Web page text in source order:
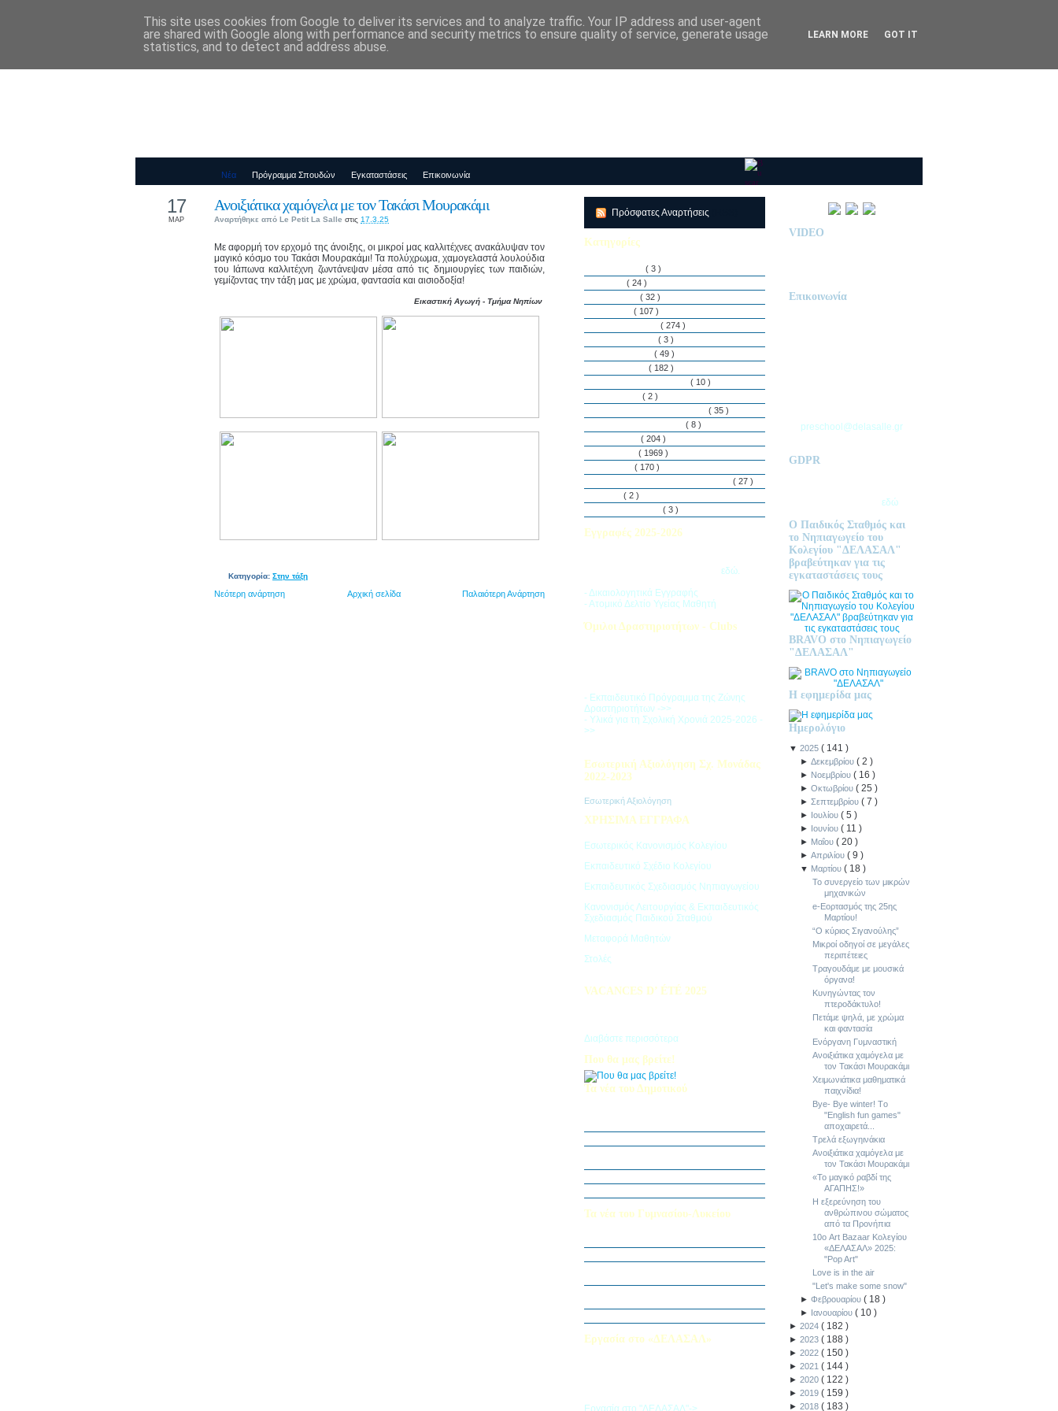
Παιδικός Σταθμός-Νηπιαγωγείο "ΔΕΛΑΣΑΛ"
Νέα Πρόγραμμα Σπουδών Εγκαταστάσεις Επικοινωνία
Ανοιξιάτικα χαμόγελα με τον Τακάσι Μουρακάμι
Αναρτήθηκε από Le Petit La Salle στις 17.3.25
17
ΜΑΡ
Με αφορμή τον ερχομό της άνοιξης, οι μικροί μας καλλιτέχνες ανακάλυψαν τον
μαγικό κόσμο του Τακάσι Μουρακάμι! Τα πολύχρωμα, χαμογελαστά λουλούδια
του Ιάπωνα καλλιτέχνη ζωντάνεψαν μέσα από τις δημιουργίες των παιδιών,
γεμίζοντας την τάξη μας με χρώμα, φαντασία και αισιοδοξία!
Εικαστική Αγωγή - Τμήμα Νηπίων
Κατηγορία: Στην τάξη
Νεότερη ανάρτηση Παλαιότερη Ανάρτηση
Αρχική σελίδα
Πρόσφατες Αναρτήσεις
Κατηγορίες
( 3 )
( 24 )
( 32 )
( 107 )
( 274 )
( 3 )
( 49 )
( 182 )
( 10 )
( 2 )
( 35 )
( 8 )
( 204 )
( 1969 )
( 170 )
( 27 )
( 2 )
( 3 )
Εγγραφές 2025-2026
εδώ.
- Δικαιολογητικά Εγγραφής
- Ατομικό Δελτίο Υγείας Μαθητή
Όμιλοι Δραστηριοτήτων - Clubs
- Εκπαιδευτικό Πρόγραμμα της Ζώνης
Δραστηριοτήτων ->>
- Υλικά για τη Σχολική Χρονιά 2025-2026 -
>>
Εσωτερική Αξιολόγηση Σχ. Μονάδας
2022-2023
Εσωτερική Αξιολόγηση
ΧΡΗΣΙΜΑ ΕΓΓΡΑΦΑ
Εσωτερικός Κανονισμός Κολεγίου
Εκπαιδευτικό Σχέδιο Κολεγίου
Εκπαιδευτικός Σχεδιασμός Νηπιαγωγείου
Κανονισμός Λειτουργίας & Εκπαιδευτικός
Σχεδιασμός Παιδικού Σταθμού
Μεταφορά Μαθητών
Στολές
VACANCES D’ ÉTÉ 2025
Διαβάστε περισσότερα
Που θα μας βρείτε!
Τα νέα του Δημοτικού
Τα νέα του Γυμνασίου-Λυκείου
Εργασία στο «ΔΕΛΑΣΑΛ»
Εργασία στο "ΔΕΛΑΣΑΛ"->
VIDEO
Επικοινωνία
preschool@delasalle.gr
GDPR
εδώ
Ο Παιδικός Σταθμός και
το Νηπιαγωγείο του
Κολεγίου "ΔΕΛΑΣΑΛ"
βραβεύτηκαν για τις
εγκαταστάσεις τους
BRAVO στο Νηπιαγωγείο
"ΔΕΛΑΣΑΛ"
Η εφημερίδα μας
Ημερολόγιο
▼ 2025 ( 141 )
►Δεκεμβρίου(2)
► Νοεμβρίου( 16)
►Οκτωβρίου(25)
►Σεπτεμβρίου(7)
► Ιουλίου(5)
► Ιουνίου( 11)
► Μαΐου(20)
►Απριλίου(9)
▼ Μαρτίου( 18)
Το συνεργείο των μικρών
μηχανικών
e-Εορτασμός της 25ης
Μαρτίου!
“Ο κύριος Σιγανούλης”
Μικροί οδηγοί σε μεγάλες
περιπέτειες
Τραγουδάμε με μουσικά
όργανα!
Κυνηγώντας τον
πτεροδάκτυλο!
Πετάμε ψηλά, με χρώμα
και φαντασία
Ενόργανη Γυμναστική
Ανοιξιάτικα χαμόγελα με
τον Τακάσι Μουρακάμι
Χειμωνιάτικα μαθηματικά
παιχνίδια!
Bye- Bye winter! Τo
"English fun games"
αποχαιρετά...
Τρελά εξωγηινάκια
Ανοιξιάτικα χαμόγελα με
τον Τακάσι Μουρακάμι
«Το μαγικό ραβδί της
ΑΓΑΠΗΣ!»
Η εξερεύνηση του
ανθρώπινου σώματος
από τα Προνήπια
10ο Art Bazaar Κολεγίου
«ΔΕΛΑΣΑΛ» 2025:
"Pop Art"
Love is in the air
"Let's make some snow"
►Φεβρουαρίου( 18)
► Ιανουαρίου( 10)
► 2024 ( 182 )
► 2023 ( 188 )
► 2022 ( 150 )
► 2021 ( 144 )
► 2020 ( 122 )
► 2019 ( 159 )
► 2018 ( 183 )
This site uses cookies from Google to deliver its services and to analyze traffic. Your IP address and user-agent
are shared with Google along with performance and security metrics to ensure quality of service, generate usage
statistics, and to detect and address abuse.
LEARN MORE GOT IT